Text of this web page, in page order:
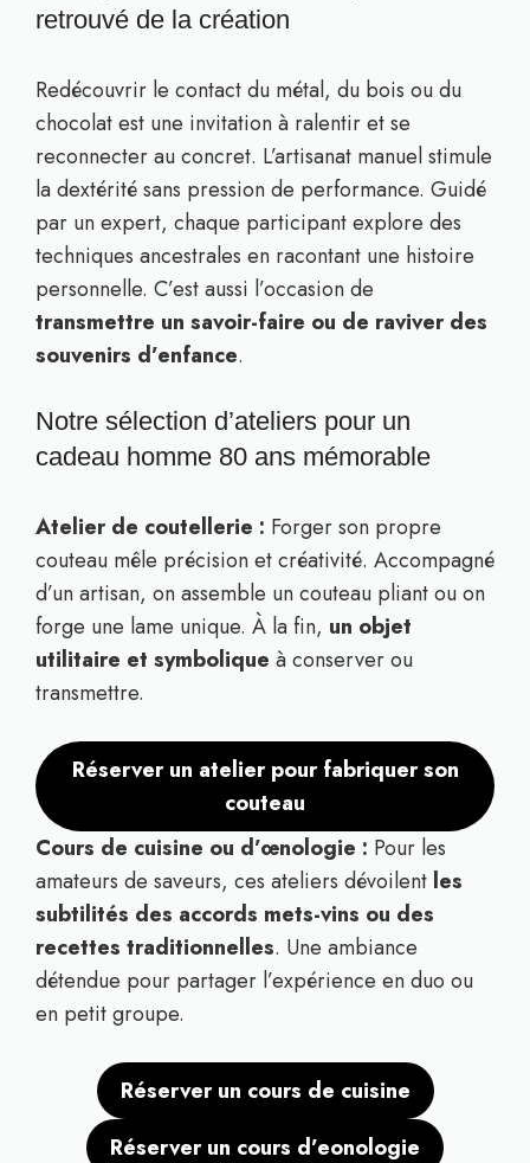
retrouvé de la création
Redécouvrir le contact du métal, du bois ou du
chocolat est une invitation à ralentir et se
reconnecter au concret. L’artisanat manuel stimule
la dextérité sans pression de performance. Guidé
par un expert, chaque participant explore des
techniques ancestrales en racontant une histoire
personnelle. C’est aussi l’occasion de
transmettre un savoir-faire ou de raviver des
souvenirs d’enfance.
Notre sélection d’ateliers pour un
cadeau homme 80 ans mémorable
Atelier de coutellerie : Forger son propre
couteau mêle précision et créativité. Accompagné
d’un artisan, on assemble un couteau pliant ou on
forge une lame unique. À la fin, un objet
utilitaire et symbolique à conserver ou
transmettre.
Réserver un atelier pour fabriquer son
couteau
Cours de cuisine ou d’œnologie : Pour les
amateurs de saveurs, ces ateliers dévoilent les
subtilités des accords mets-vins ou des
recettes traditionnelles. Une ambiance
détendue pour partager l’expérience en duo ou
en petit groupe.
Réserver un cours de cuisine
Réserver un cours d’eonologie